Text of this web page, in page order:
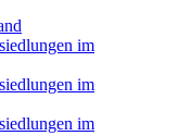
im
im
im